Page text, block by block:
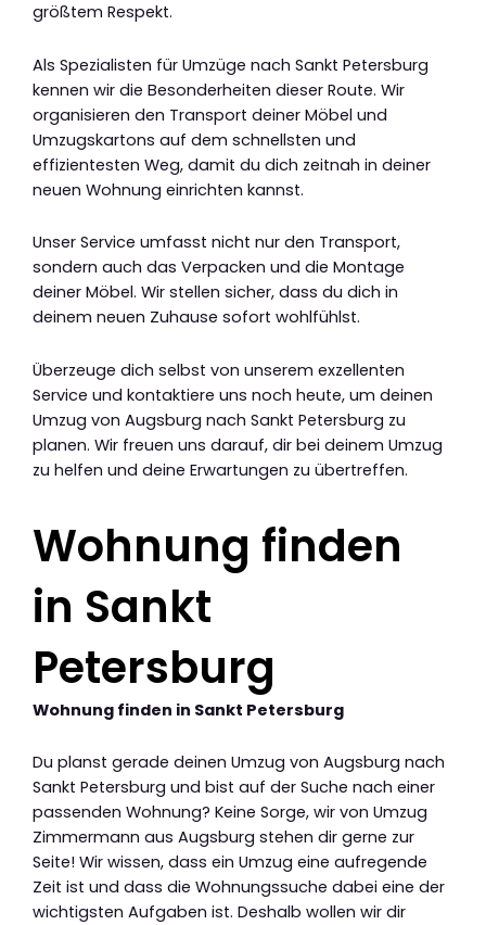
größtem Respekt.
Als Spezialisten für Umzüge nach Sankt Petersburg
kennen wir die Besonderheiten dieser Route. Wir
organisieren den Transport deiner Möbel und
Umzugskartons auf dem schnellsten und
effizientesten Weg, damit du dich zeitnah in deiner
neuen Wohnung einrichten kannst.
Unser Service umfasst nicht nur den Transport,
sondern auch das Verpacken und die Montage
deiner Möbel. Wir stellen sicher, dass du dich in
deinem neuen Zuhause sofort wohlfühlst.
Überzeuge dich selbst von unserem exzellenten
Service und kontaktiere uns noch heute, um deinen
Umzug von Augsburg nach Sankt Petersburg zu
planen. Wir freuen uns darauf, dir bei deinem Umzug
zu helfen und deine Erwartungen zu übertreffen.
Wohnung finden
in Sankt
Petersburg
Wohnung finden in Sankt Petersburg
Du planst gerade deinen Umzug von Augsburg nach
Sankt Petersburg und bist auf der Suche nach einer
passenden Wohnung? Keine Sorge, wir von Umzug
Zimmermann aus Augsburg stehen dir gerne zur
Seite! Wir wissen, dass ein Umzug eine aufregende
Zeit ist und dass die Wohnungssuche dabei eine der
wichtigsten Aufgaben ist. Deshalb wollen wir dir